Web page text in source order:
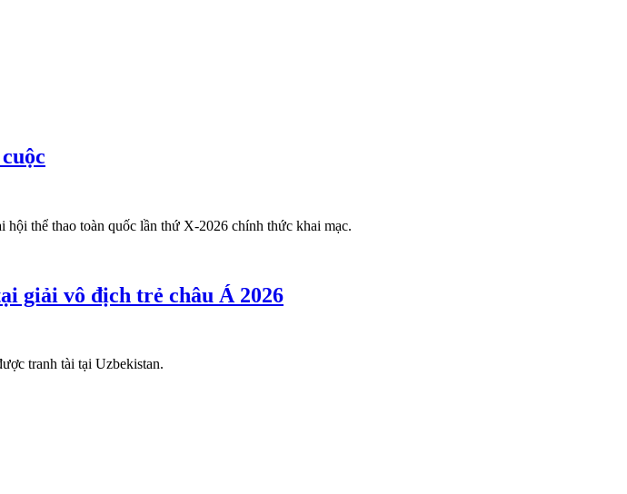
thể thao toàn quốc lần thứ X-2026 chính thức khai mạc.
giải vô địch trẻ châu Á 2026
tranh tài tại Uzbekistan.